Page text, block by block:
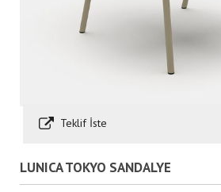
Teklif İste
LUNICA TOKYO SANDALYE